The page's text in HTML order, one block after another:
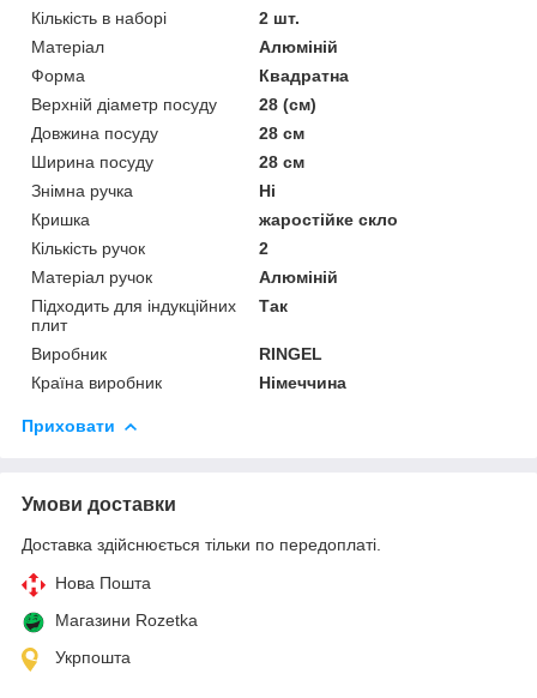
Кількість в наборі
2 шт.
Матеріал
Алюміній
Форма
Квадратна
Верхній діаметр посуду
28 (см)
Довжина посуду
28 см
Ширина посуду
28 см
Знімна ручка
Ні
Кришка
жаростійке скло
Кількість ручок
2
Матеріал ручок
Алюміній
Підходить для індукційних
плит
Так
Виробник
RINGEL
Країна виробник
Німеччина
Приховати
Умови доставки
Доставка здійснюється тільки по передоплаті.
Нова Пошта
Магазини Rozetka
Укрпошта